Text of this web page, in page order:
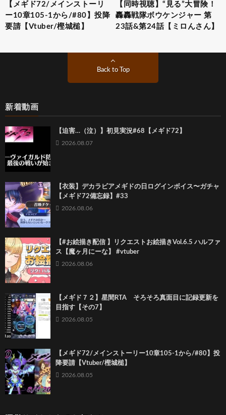
【メギド72/メインストーリ
ー10章105-1から/#80】投降
要請【Vtuber/樫城槌】
【同時視聴】“見る”大冒険！
轟轟戦隊ボウケンジャー 第
23話&第24話【ミロんさん】
Back to Top
新着動画
【迫害…（泣）】初見実況#68【メギド72】
2026.08.07
【衣装】デカラビアメギドの日ログインボイス〜ガチャ
【メギド72備忘録】#33
2026.08.06
【#お絵描き配信 】リクエストお絵描きVol.6.5 ハルファ
ス【魔ヶ月にーな】 #vtuber
2026.08.06
【メギド７２】星間RTA そろそろ真面目に記録更新を
目指す【その7】
2026.08.05
【メギド72/メインストーリー10章105-1から/#80】投
降要請【Vtuber/樫城槌】
2026.08.05